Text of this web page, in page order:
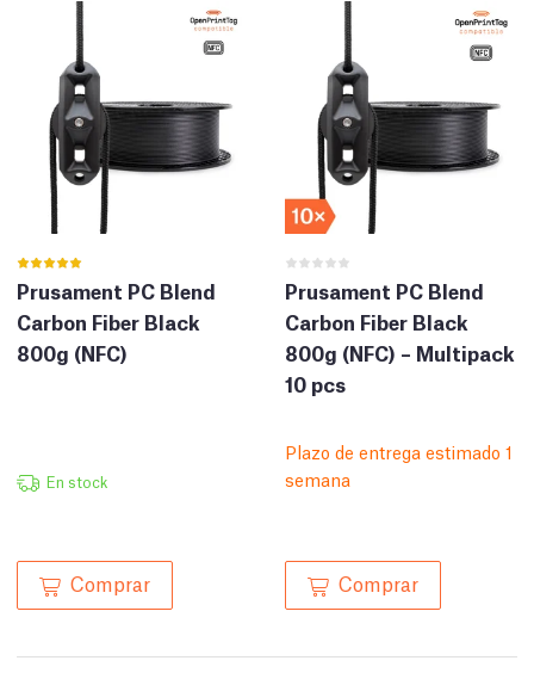
Prusament PC Blend
Carbon Fiber Black
800g (NFC)
En stock
Comprar
Prusament PC Blend
Carbon Fiber Black
800g (NFC) – Multipack
10 pcs
Plazo de entrega estimado 1
semana
Comprar